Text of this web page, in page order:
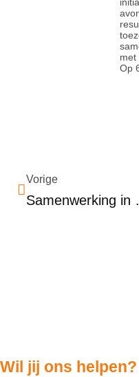
met
Op
Vorige
Wil jij ons helpen?